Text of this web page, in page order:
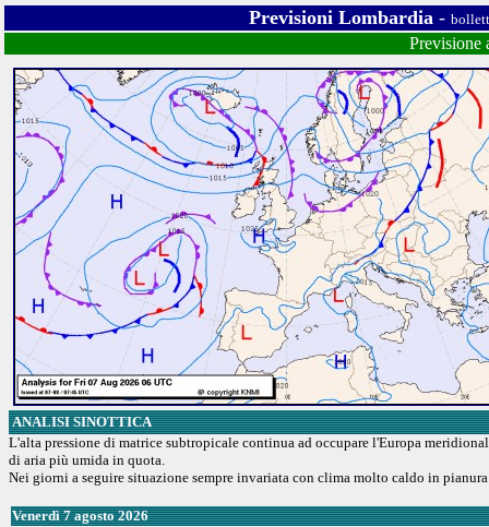
Previsioni Lombardia -
Previsione
ANALISI SINOTTICA
L'alta pressione di matrice subtropicale continua ad occupare l'Europa
di aria più umida in quota.
Nei giorni a seguire situazione sempre invariata con clima molto caldo in
Venerdì 7 agosto 2026